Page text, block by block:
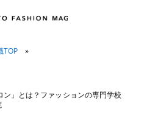
TOP
»
」とは？ファッションの専門学校